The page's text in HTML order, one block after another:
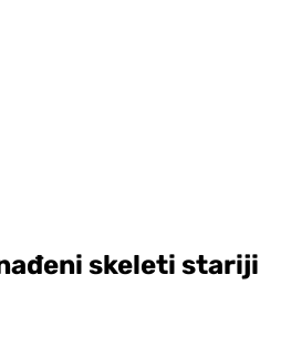
skeleti stariji